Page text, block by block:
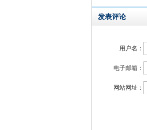
发表评论
用户名：
电子邮箱：
网站网址：